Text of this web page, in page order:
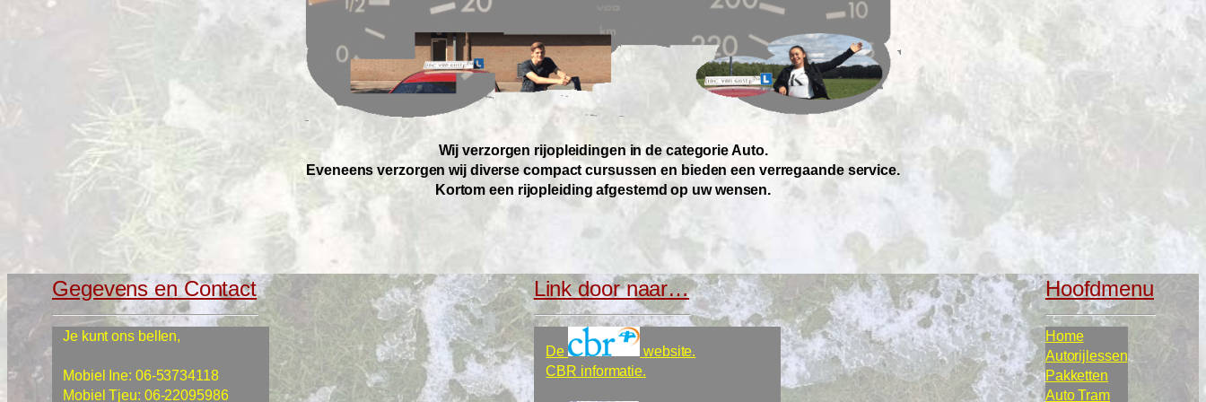
Wij verzorgen rijopleidingen in de categorie Auto.
Eveneens verzorgen wij diverse compact cursussen en bieden een verregaande service.
Kortom een rijopleiding afgestemd op uw wensen.
Gegevens en Contact
Je kunt ons bellen,
Mobiel Ine: 06-53734118
Mobiel Tjeu: 06-22095986
Link door naar…
De
website.
CBR informatie.
Hoofdmenu
Home
Autorijlessen
Pakketten
Auto Tram